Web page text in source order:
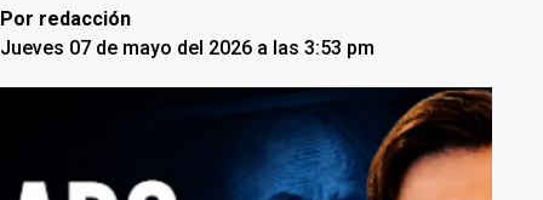
Por redacción
Jueves 07 de mayo del 2026 a las 3:53 pm